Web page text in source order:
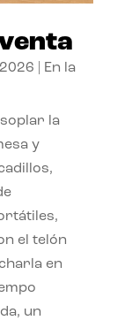
En la
la
y
el telón
en
un